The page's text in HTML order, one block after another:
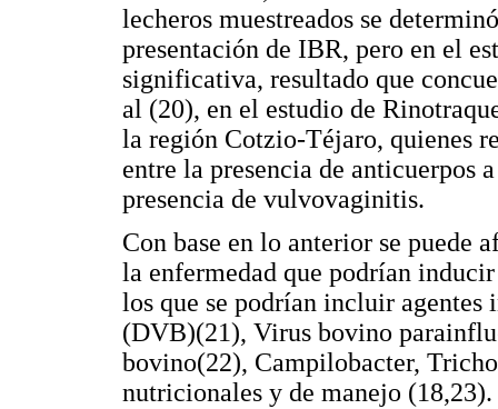
lecheros muestreados se
presentación de IBR, pero en el
significativa, resultado que
al (20), en el estudio de
la región Cotzio-Téjaro, quienes
entre la presencia de anticuerpos
presencia de vulvovaginitis.
Con base en lo anterior se puede
la enfermedad que podrían
los que se podrían incluir
(DVB)(21), Virus bovino
bovino(22), Campilobacter,
nutricionales y de manejo (18,23).